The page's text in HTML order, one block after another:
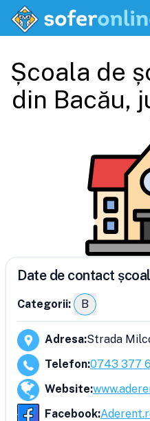
Școala de
din Bacău,
Date de contact
Categorii: B
Adresa:Strada
Telefon:0743 377
Website:
Facebook: